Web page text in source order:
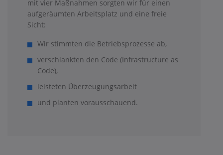
mit vier Maßnahmen sorgten wir für einen
aufgeräumten Arbeitsplatz und eine freie
Sicht:
Wir stimmten die Betriebsprozesse ab,
verschlankten den Code (Infrastructure as
Code),
leisteten Überzeugungsarbeit
und planten vorausschauend.